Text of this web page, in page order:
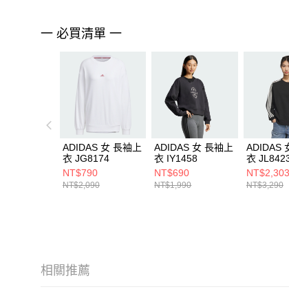
一 必買清單 一
ADIDAS 女 長袖上
衣 JG8174
NT$790
NT$2,090
ADIDAS 女 長袖上
衣 IY1458
NT$690
NT$1,990
ADIDAS
衣
NT$2,303
NT$3,290
相關推薦